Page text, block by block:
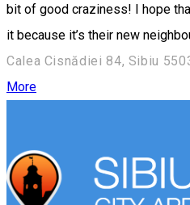
bit of good craziness! I hope
it because it’s their new
Calea Cisnădiei 84, Sibiu
More